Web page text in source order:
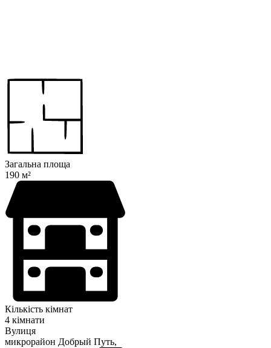
Загальна площа
190 м²
Кількість кімнат
4 кімнати
Вулиця
микрорайон Добрый Путь,